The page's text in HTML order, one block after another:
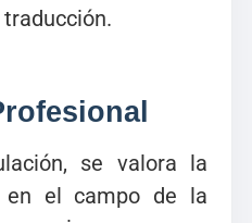
se valora la
en el campo de la